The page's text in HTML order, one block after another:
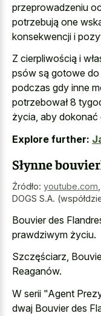
przeprowadzeniu
potrzebują one
konsekwencji i
Z cierpliwością i
psów są gotowe
podczas gdy inne
potrzebował 8
życia, aby dokonać
Explore further:
Słynne
Źródło: youtube.com
DOGS S.A.
Bouvier des
prawdziwym życiu.
Szczęściarz,
Reaganów.
W serii "Agent
dwaj Bouvier des